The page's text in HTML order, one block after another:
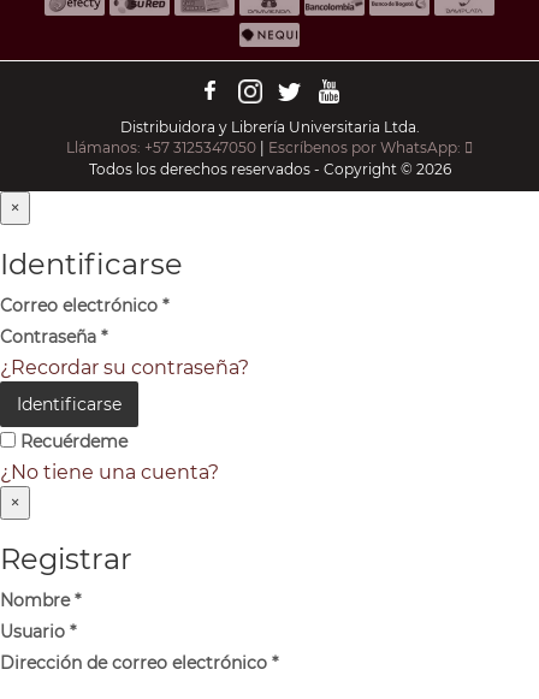
Distribuidora y Librería Universitaria Ltda.
Llámanos: +57 3125347050
Escríbenos por WhatsApp:
Todos los derechos reservados - Copyright © 2026
×
Identificarse
Correo electrónico *
Contraseña *
¿Recordar su contraseña?
Identificarse
Recuérdeme
¿No tiene una cuenta?
×
Registrar
Nombre*
Usuario *
Dirección de correo electrónico *